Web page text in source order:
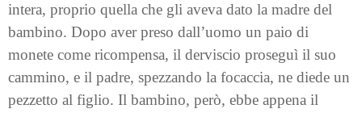
intera, proprio quella che gli aveva dato la madre del
bambino. Dopo aver preso dall’uomo un paio di
monete come ricompensa, il derviscio proseguì il suo
cammino, e il padre, spezzando la focaccia, ne diede un
pezzetto al figlio. Il bambino, però, ebbe appena il